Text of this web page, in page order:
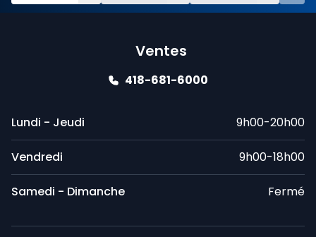
Ventes
418-681-6000
Lundi - Jeudi 9h00-20h00
Vendredi 9h00-18h00
Samedi - Dimanche Fermé